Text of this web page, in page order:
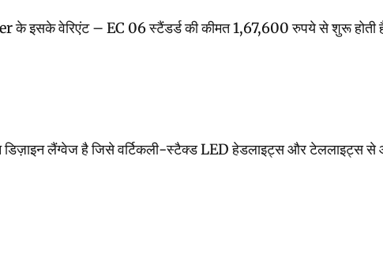
वेरिएंट – EC 06 स्टैंडर्ड की कीमत 1,67,600 रुपये से शुरू होती है।
लैंग्वेज है जिसे वर्टिकली-स्टैक्ड LED हेडलाइट्स और टेललाइट्स से